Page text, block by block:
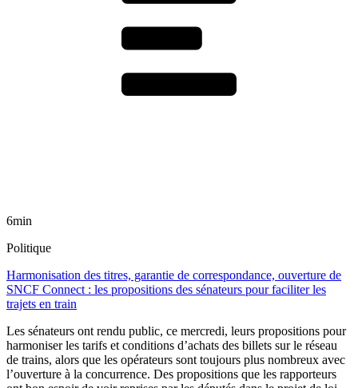
6min
Politique
Harmonisation des titres, garantie de correspondance, ouverture de
SNCF Connect : les propositions des sénateurs pour faciliter les
trajets en train
Les sénateurs ont rendu public, ce mercredi, leurs propositions pour
harmoniser les tarifs et conditions d’achats des billets sur le réseau
de trains, alors que les opérateurs sont toujours plus nombreux avec
l’ouverture à la concurrence. Des propositions que les rapporteurs